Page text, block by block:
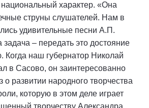
характер. «Она
струны слушателей. Нам в
удивительные песни А.П.
– передать это достояние
Когда наш губернатор Николай
в Сасово, он заинтересованно
о развитии народного творчества
которую в этом деле играет
творчеству Александра